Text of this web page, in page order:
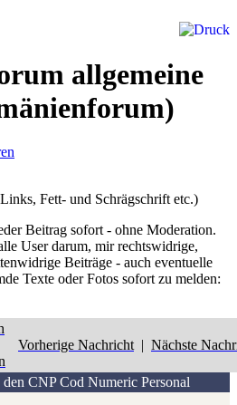
allgemeine
Fett- und Schrägschrift etc.)
Beitrag sofort - ohne Moderation.
User darum, mir rechtswidrige,
Beiträge - auch eventuelle
Texte oder Fotos sofort zu melden:
Vorherige Nachricht | Nächste
CNP Cod Numeric Personal